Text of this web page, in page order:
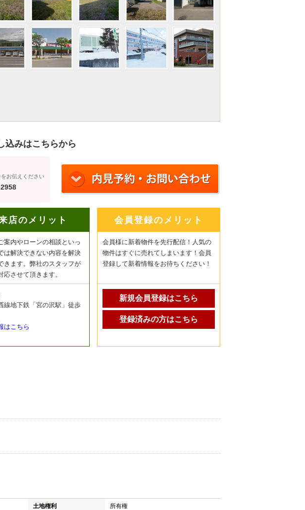
込みはこちらから
お伝えください
店のメリット
案内やローンの相談といっ
は解決できない内容を解決
きます。弊社のスタッフが
応させて頂きます。
線地下鉄「宮の沢駅」徒歩
はこちら
会員登録のメリット
会員様に新着物件を先行配信！人気の
物件はすぐに売れてしまいます！会員
登録して新着情報をお待ちください！
新規会員登録はこちら
登録済みの方はこちら
土地権利 所有権